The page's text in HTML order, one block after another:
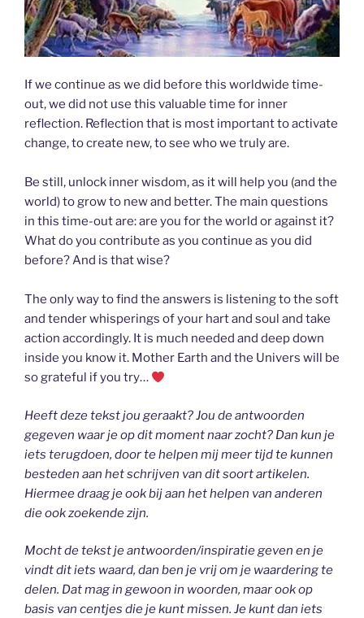
If we continue as we did before this worldwide time-
out, we did not use this valuable time for inner
reflection. Reflection that is most important to activate
change, to create new, to see who we truly are.
Be still, unlock inner wisdom, as it will help you (and the
world) to grow to new and better. The main questions
in this time-out are: are you for the world or against it?
What do you contribute as you continue as you did
before? And is that wise?
The only way to find the answers is listening to the soft
and tender whisperings of your hart and soul and take
action accordingly. It is much needed and deep down
inside you know it. Mother Earth and the Univers will be
so grateful if you try…
Heeft deze tekst jou geraakt? Jou de antwoorden
gegeven waar je op dit moment naar zocht? Dan kun je
iets terugdoen, door te helpen mij meer tijd te kunnen
besteden aan het schrijven van dit soort artikelen.
Hiermee draag je ook bij aan het helpen van anderen
die ook zoekende zijn.
Mocht de tekst je antwoorden/inspiratie geven en je
vindt dit iets waard, dan ben je vrij om je waardering te
delen. Dat mag in gewoon in woorden, maar ook op
basis van centjes die je kunt missen. Je kunt dan iets